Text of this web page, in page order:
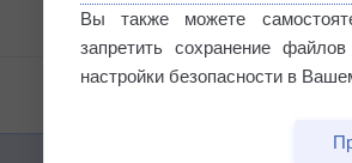
Вы также можете
запретить сохранение
настройки безопасности в